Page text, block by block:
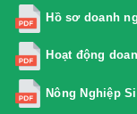
Hồ sơ doanh
Hoạt động
Nông Nghiệp